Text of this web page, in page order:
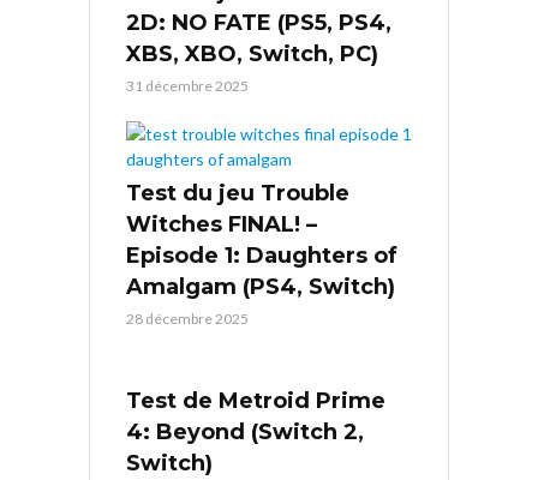
2D: NO FATE (PS5, PS4,
XBS, XBO, Switch, PC)
31 décembre 2025
Test du jeu Trouble
Witches FINAL! –
Episode 1: Daughters of
Amalgam (PS4, Switch)
28 décembre 2025
Test de Metroid Prime
4: Beyond (Switch 2,
Switch)